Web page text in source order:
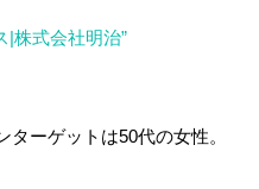
|株式会社明治”
ーゲットは50代の女性。